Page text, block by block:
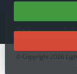
4.5/5sterren op
© Copyright 2026